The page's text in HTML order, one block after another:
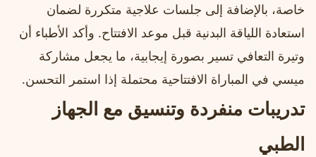
خاصة، بالإضافة إلى جلسات علاجية متكررة لضمان
استعادة اللياقة البدنية قبل موعد الافتتاح. وأكد الأطباء أن
وتيرة التعافي تسير بصورة إيجابية، ما يجعل مشاركة
ميسي في المباراة الافتتاحية محتملة إذا استمر التحسن.
تدريبات منفردة وتنسيق مع الجهاز
الطبي